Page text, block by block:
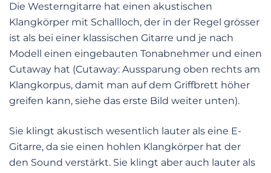
Die Westerngitarre hat einen akustischen
Klangkörper mit Schallloch, der in der Regel grösser
ist als bei einer klassischen Gitarre und je nach
Modell einen eingebauten Tonabnehmer und einen
Cutaway hat (Cutaway: Aussparung oben rechts am
Klangkorpus, damit man auf dem Griffbrett höher
greifen kann, siehe das erste Bild weiter unten).
Sie klingt akustisch wesentlich lauter als eine E-
Gitarre, da sie einen hohlen Klangkörper hat der
den Sound verstärkt. Sie klingt aber auch lauter als